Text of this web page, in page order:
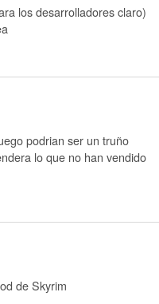
los desarrolladores claro)
podrian ser un truño
lo que no han vendido
de Skyrim